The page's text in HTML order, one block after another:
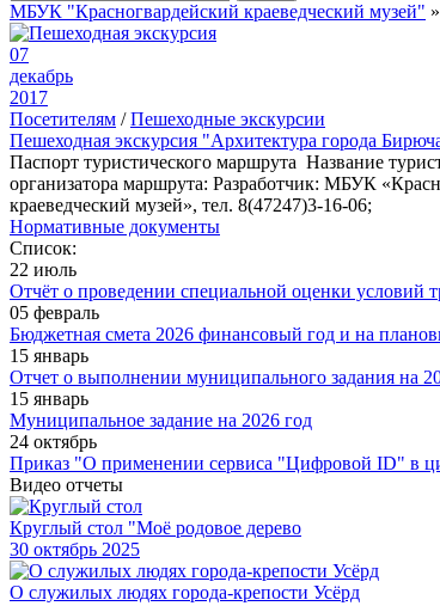
МБУК "Красногвардейский краеведческий музей" »
07
декабрь
2017
Посетителям /Пешеходные экскурсии
Пешеходная экскурсия "Архитектура города
Паспорт туристического маршрута Название
организатора маршрута: Разработчик: МБУК
краеведческий музей», тел. 8(47247)3-16-06;
Нормативные документы
Список:
22 июль
Отчёт о проведении специальной оценки условий
05 февраль
Бюджетная смета 2026 финансовый год и на
15 январь
Отчет о выполнении муниципального задания на
15 январь
Муниципальное задание на 2026 год
24 октябрь
Приказ "О применении сервиса "Цифровой ID" в
Видео отчеты
Круглый стол "Моё родовое дерево
30 октябрь 2025
О служилых людях города-крепости Усёрд